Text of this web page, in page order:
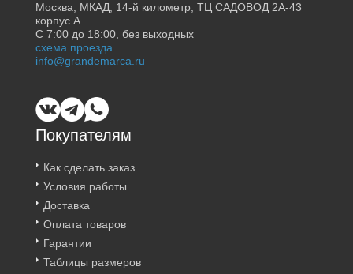
Покупателям
Как сделать заказ
Условия работы
Доставка
Оплата товаров
Гарантии
Таблицы размеров
Москва, МКАД, 14-й километр, ТЦ САДОВОД 2А-43
корпус А.
С 7:00 до 18:00, без выходных
схема проезда
info@grandemarca.ru